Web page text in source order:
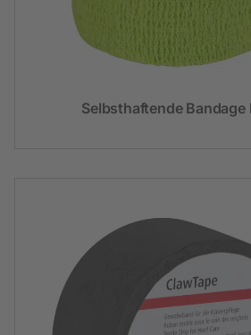
Selbsthaftende Bandage